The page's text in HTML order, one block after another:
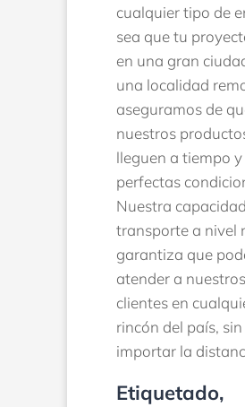
cualquier tipo de
sea que tu
en una gran
una localidad
aseguramos de
nuestros
lleguen a tiempo y
perfectas
Nuestra
transporte a nivel
garantiza que
atender a nuestros
clientes en
rincón del país, sin
importar la
Etiquetado,